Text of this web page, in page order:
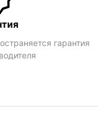
гарантия